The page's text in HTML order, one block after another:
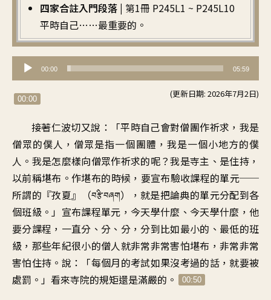
四家合註入門段落 | 第1冊 P245L1 ~ P245L10
平時自己……最重要的。
訊
播
00:00 05:59
(更新日期: 2026年7月2日)
00:00
接著仁波切又說 ：「平時自己會對僧團作祈求 ， 我是
僧眾的僕人 ， 僧眾是指一個團體 ， 我是一個小地方的僕
人 。 我是怎麼樣向僧眾作祈求的呢？我是寺主、是住持 ，
以前稱堪布 。作堪布的時候 ， 要宣布驗收課程的單元──
所謂的『孜夏』（བརྩི་བཞག），就是把論典的單元分配到各
個班級 。」 宣布課程單元 ，今天學什麼、今天學什麼 ，他
要分課程 ， 一直分、分、分 ，分到比如最小的 、 最低的班
級 ， 那些年紀很小的僧人就非常非常害怕堪布 ，非常非常
害怕住持 。 說：「每個月的考試如果沒考過的話 ，就要被
處罰 。」 看來寺院的規矩還是滿嚴的 。 00:50